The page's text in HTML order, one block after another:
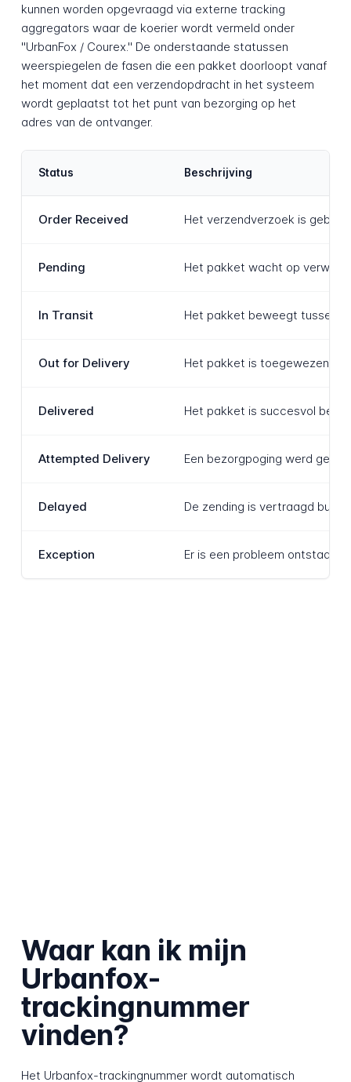
kunnen worden opgevraagd via externe tracking
aggregators waar de koerier wordt vermeld onder
"UrbanFox / Courex." De onderstaande statussen
weerspiegelen de fasen die een pakket doorloopt vanaf
het moment dat een verzendopdracht in het systeem
wordt geplaatst tot het punt van bezorging op het
adres van de ontvanger.
Status Beschrijving
Order Received Het verzendverzoek is
Pending Het pakket wacht op
In Transit Het pakket beweegt tussen
Out for Delivery Het pakket is toegewezen
Delivered Het pakket is succesvol
Attempted Delivery Een bezorgpoging werd
Delayed De zending is vertraagd
Exception Er is een probleem ontstaan
Waar kan ik mijn
Urbanfox-
trackingnummer
vinden?
Het Urbanfox-trackingnummer wordt automatisch